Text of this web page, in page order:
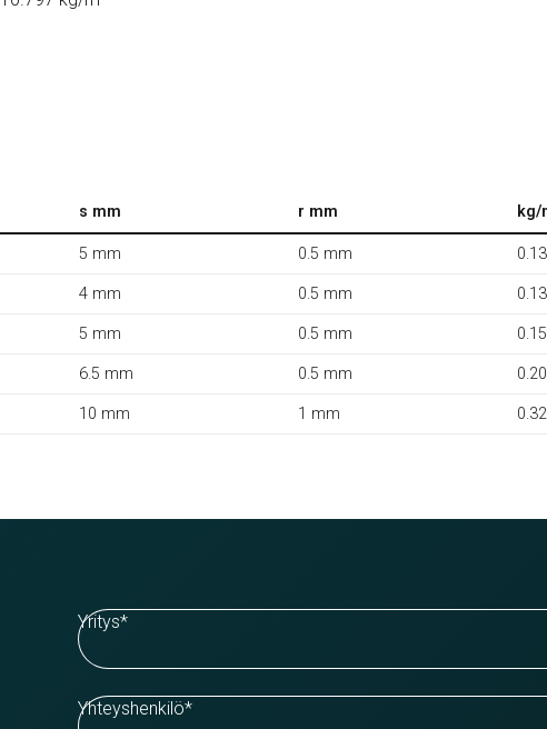
s mm r mm kg/
5 mm 0.5 mm
4 mm 0.5 mm
5 mm 0.5 mm
6.5 mm 0.5 mm
10 mm 1 mm
Yritys*
Yhteyshenkilö*